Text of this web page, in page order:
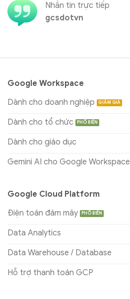
Nhắn tin trực tiếp
gcsdotvn
Google Workspace
Dành cho doanh nghiệp
Dành cho tổ chức
Dành cho giáo dục
Gemini AI cho Google Workspace
Google Cloud Platform
Điện toán đám mây
Data Analytics
Data Warehouse / Database
Hỗ trợ thanh toán GCP